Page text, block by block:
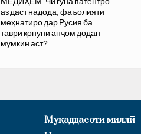
аз даст надода, фаъолияти
меҳнатиро дар Русия ба
таври қонунӣ анҷом додан
мумкин аст?
Муқаддасоти миллӣ